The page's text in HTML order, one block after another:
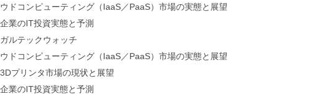
ドコンピューティング（IaaS／PaaS）市場の実態と展望
業のIT投資実態と予測
ルテックウォッチ
ドコンピューティング（IaaS／PaaS）市場の実態と展望
プリンタ市場の現状と展望
業のIT投資実態と予測